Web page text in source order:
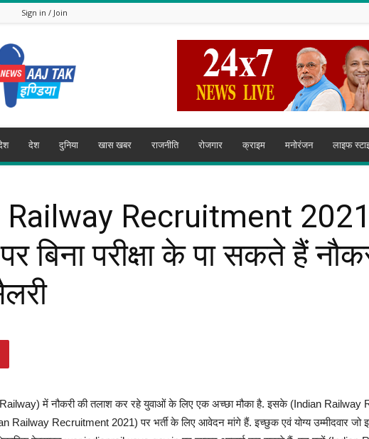
Sign in / Join
India
देश दुनिया खास खबर राजनीति रोजगार क्राइम मनोरंजन लाइफ
Recruitment 2021:
बिना परीक्षा के पा सकते हैं
में नौकरी की तलाश कर रहे युवाओं के लिए एक अच्छा मौका है. इसके (Indian Railway
Railway Recruitment 2021) पर भर्ती के लिए आवेदन मांगे हैं. इच्छुक एवं योग्य उम्मीदवार